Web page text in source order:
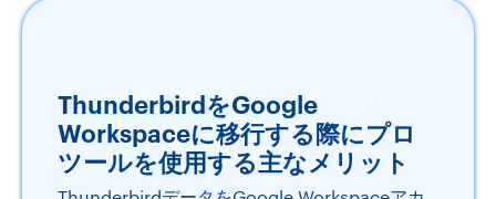
ThunderbirdをGoogle
Workspaceに移行する際にプロ
ツールを使用する主なメリット